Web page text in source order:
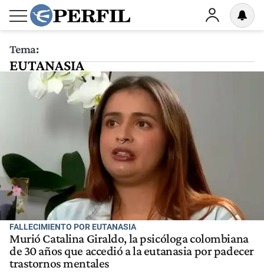
Tema:
EUTANASIA
FALLECIMIENTO POR EUTANASIA
Murió Catalina Giraldo, la psicóloga colombiana
de 30 años que accedió a la eutanasia por padecer
trastornos mentales